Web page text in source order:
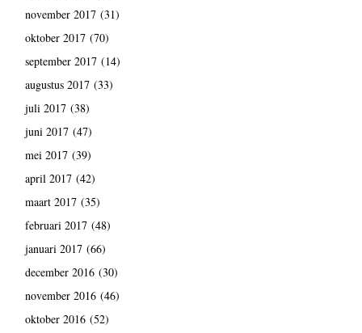
november 2017(31)
oktober 2017(70)
september 2017(14)
augustus 2017(33)
juli 2017(38)
juni 2017(47)
mei 2017(39)
april 2017(42)
maart 2017(35)
februari 2017(48)
januari 2017(66)
december 2016(30)
november 2016(46)
oktober 2016(52)